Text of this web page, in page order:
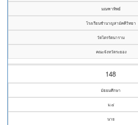
มณฑาทิพย์
โรงเรียนชำนาญสามัคคีวิทยา
วัดไตรรัตนาราม
คณะจังหวัดระยอง
148
มัธยมศึกษา
ม.๔
นาย